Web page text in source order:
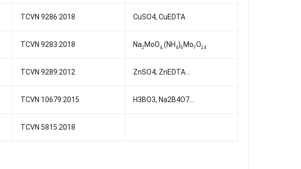
TCVN 9286:2018 CuSO4, CuEDTA
TCVN 9283:2018 Na2 MoO4, (NH 4)6 Mo7O24
TCVN 9289:2012 ZnSO4; ZnEDTA...
TCVN 10679:2015 H3BO3, Na2B4O7...
TCVN 5815:2018